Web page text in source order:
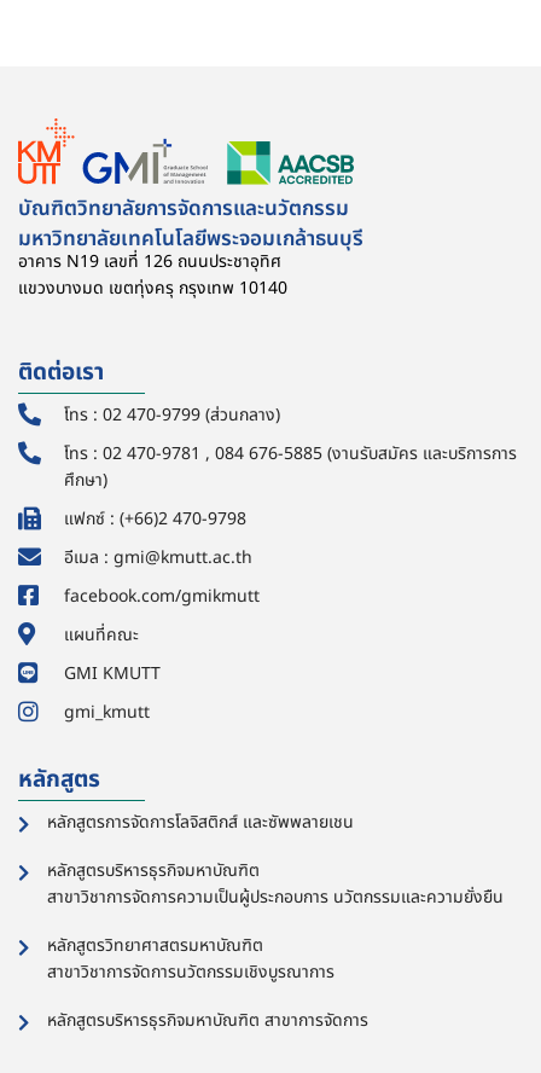
บัณฑิตวิทยาลัยการจัดการและนวัตกรรม
มหาวิทยาลัยเทคโนโลยีพระจอมเกล้าธนบุรี
อาคาร N19 เลขที่ 126 ถนนประชาอุทิศ
แขวงบางมด เขตทุ่งครุ กรุงเทพ 10140
ติดต่อเรา
โทร : 02 470-9799 (ส่วนกลาง)
โทร : 02 470-9781 , 084 676-5885 (งานรับสมัคร และบริการการ
ศึกษา)
แฟกซ์ : (+66)2 470-9798
อีเมล : gmi@kmutt.ac.th
facebook.com/gmikmutt
แผนที่คณะ
GMI KMUTT
gmi_kmutt
หลักสูตร
หลักสูตรการจัดการโลจิสติกส์ และซัพพลายเชน
หลักสูตรบริหารธุรกิจมหาบัณฑิต
สาขาวิชาการจัดการความเป็นผู้ประกอบการ นวัตกรรมและความยั่งยืน
หลักสูตรวิทยาศาสตรมหาบัณฑิต
สาขาวิชาการจัดการนวัตกรรมเชิงบูรณาการ
หลักสูตรบริหารธุรกิจมหาบัณฑิต สาขาการจัดการ